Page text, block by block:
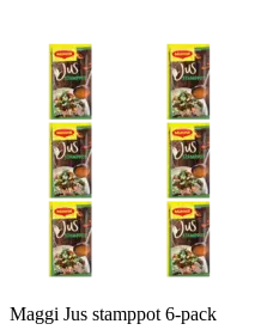
Maggi Jus stamppot 6-pack